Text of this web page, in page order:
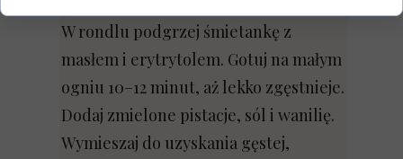
W rondlu podgrzej śmietankę z
masłem i erytrytolem. Gotuj na małym
ogniu 10–12 minut, aż lekko zgęstnieje.
Dodaj zmielone pistacje, sól i wanilię.
Wymieszaj do uzyskania gęstej,